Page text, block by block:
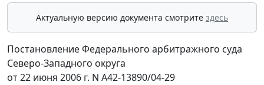
Актуальную версию документа смотрите здесь
Постановление Федерального арбитражного суда
Северо-Западного округа
от 22 июня 2006 г. N А42-13890/04-29